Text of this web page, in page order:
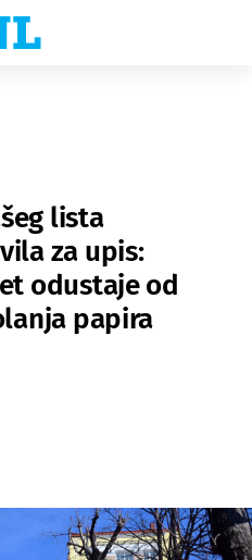
lista
za upis:
odustaje od
papira